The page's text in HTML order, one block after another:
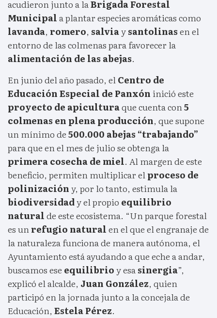
acudieron junto a laBrigada Forestal
Municipala plantar especies aromáticas como
lavanda, romero, salviaysantolinasen el
entorno de las colmenas para favorecer la
alimentación de las abejas.
En junio del año pasado, elCentro de
Educación Especial de Panxón inició este
proyecto de apiculturaque cuenta con5
colmenas en plena producción, que supone
un mínimo de500.000 abejas “trabajando”
para que en el mes de julio se obtenga la
primera cosecha de miel. Al margen de este
beneficio, permiten multiplicar elproceso de
polinizacióny, por lo tanto, estimula la
biodiversidady el propio equilibrio
naturalde este ecosistema. “Un parque forestal
es unrefugio naturalen el que el engranaje de
la naturaleza funciona de manera autónoma, el
Ayuntamiento está ayudando a que eche a andar,
buscamos ese equilibrioy esasinergia”,
explicó el alcalde, Juan González, quien
participó en la jornada junto a la concejala de
Educación, Estela Pérez.